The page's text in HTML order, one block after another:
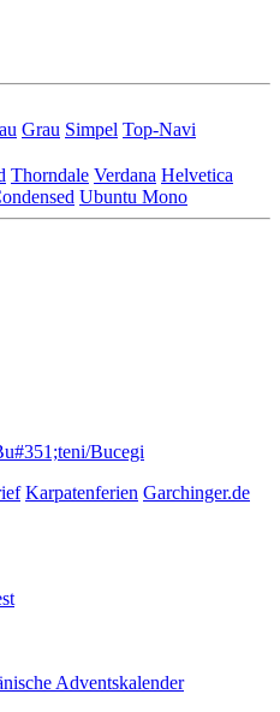
Grau Simpel Top-Navi
Thorndale Verdana Helvetica
Ubuntu Mono
Bucegi
Karpatenferien Garchinger.de
Adventskalender